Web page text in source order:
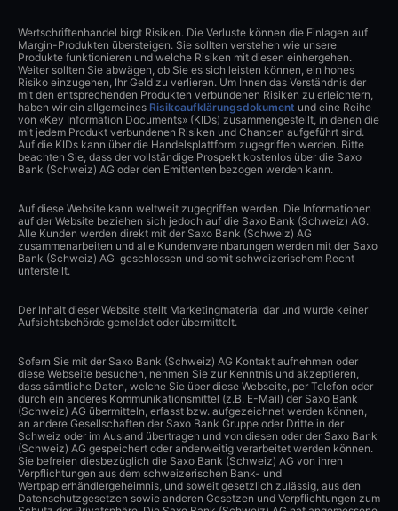
Wertschriftenhandel birgt Risiken. Die Verluste können die Einlagen auf
Margin-Produkten übersteigen. Sie sollten verstehen wie unsere
Produkte funktionieren und welche Risiken mit diesen einhergehen.
Weiter sollten Sie abwägen, ob Sie es sich leisten können, ein hohes
Risiko einzugehen, Ihr Geld zu verlieren. Um Ihnen das Verständnis der
mit den entsprechenden Produkten verbundenen Risiken zu erleichtern,
haben wir ein allgemeines Risikoaufklärungsdokument und eine Reihe
von «Key Information Documents» (KIDs) zusammengestellt, in denen die
mit jedem Produkt verbundenen Risiken und Chancen aufgeführt sind.
Auf die KIDs kann über die Handelsplattform zugegriffen werden. Bitte
beachten Sie, dass der vollständige Prospekt kostenlos über die Saxo
Bank (Schweiz) AG oder den Emittenten bezogen werden kann.
Auf diese Website kann weltweit zugegriffen werden. Die Informationen
auf der Website beziehen sich jedoch auf die Saxo Bank (Schweiz) AG.
Alle Kunden werden direkt mit der Saxo Bank (Schweiz) AG
zusammenarbeiten und alle Kundenvereinbarungen werden mit der Saxo
Bank (Schweiz) AG geschlossen und somit schweizerischem Recht
unterstellt.
Der Inhalt dieser Website stellt Marketingmaterial dar und wurde keiner
Aufsichtsbehörde gemeldet oder übermittelt.
Sofern Sie mit der Saxo Bank (Schweiz) AG Kontakt aufnehmen oder
diese Webseite besuchen, nehmen Sie zur Kenntnis und akzeptieren,
dass sämtliche Daten, welche Sie über diese Webseite, per Telefon oder
durch ein anderes Kommunikationsmittel (z.B. E-Mail) der Saxo Bank
(Schweiz) AG übermitteln, erfasst bzw. aufgezeichnet werden können,
an andere Gesellschaften der Saxo Bank Gruppe oder Dritte in der
Schweiz oder im Ausland übertragen und von diesen oder der Saxo Bank
(Schweiz) AG gespeichert oder anderweitig verarbeitet werden können.
Sie befreien diesbezüglich die Saxo Bank (Schweiz) AG von ihren
Verpflichtungen aus dem schweizerischen Bank- und
Wertpapierhändlergeheimnis, und soweit gesetzlich zulässig, aus den
Datenschutzgesetzen sowie anderen Gesetzen und Verpflichtungen zum